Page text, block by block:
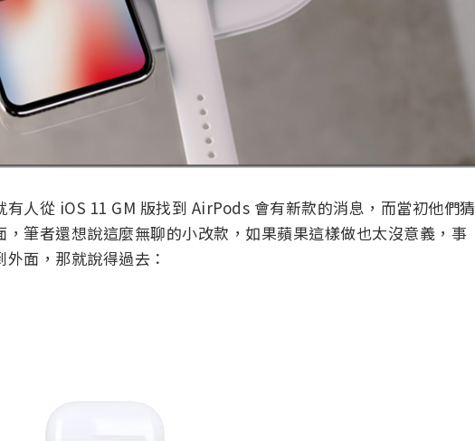
人從 iOS 11 GM 版找到 AirPods 會有新款的消息，而當初他們猜
筆者還想說這麼無聊的小改款，如果蘋果這樣做也太沒意義，事
面，那就說得過去：